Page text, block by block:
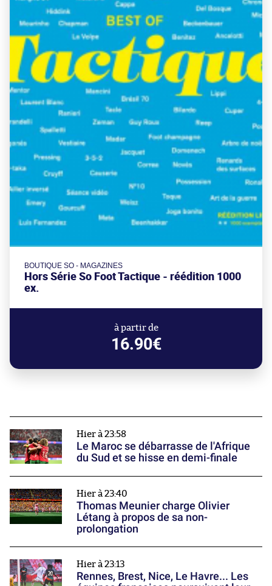
BOUTIQUE SO - MAGAZINES
Hors Série So Foot Tactique - réédition 1000
ex.
à partir de
16.90€
Hier à 23:58
Le Maroc se débarrasse de l'Afrique
du Sud et se hisse en demi-finale
Hier à 23:40
Thomas Meunier charge Olivier
Létang à propos de sa non-
prolongation
Hier à 23:13
Rennes, Brest, Nice, Le Havre... Les